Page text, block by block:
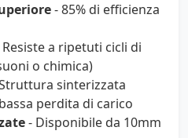
- 85% di efficienza
Resiste a ripetuti cicli di
o chimica)
sinterizzata
perdita di carico
- Disponibile da 10mm